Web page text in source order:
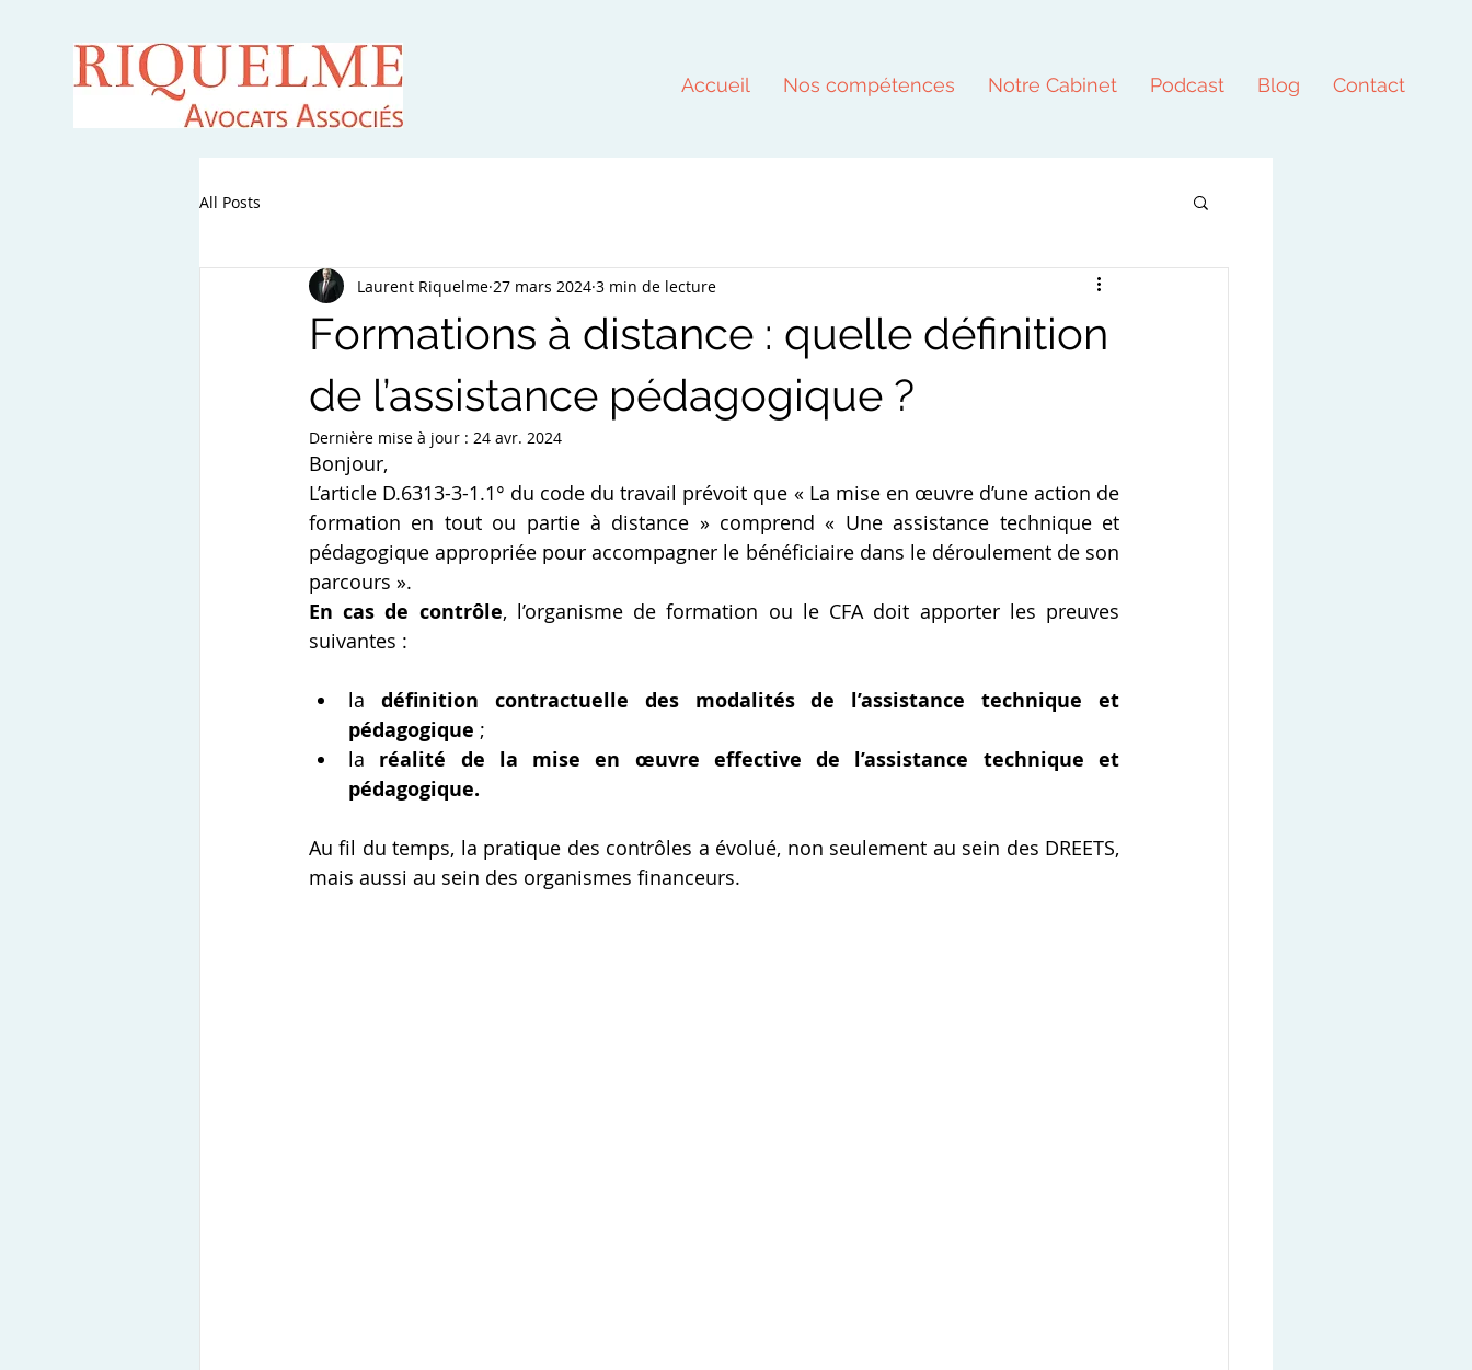
Accueil Nos compétences Notre Cabinet Podcast Blog Contact
All Posts
Formations à distance : quelle définition
de l’assistance pédagogique ?
Laurent Riquelme 27 mars 2024 3 min de lecture
Dernière mise à jour : 24 avr. 2024
Bonjour,
L’article D.6313-3-1.1° du code du travail prévoit que « La mise en œuvre d’une action de
formation en tout ou partie à distance » comprend « Une assistance technique et
pédagogique appropriée pour accompagner le bénéficiaire dans le déroulement de son
parcours ».
En cas de contrôle, l’organisme de formation ou le CFA doit apporter les preuves
suivantes :
la définition contractuelle des modalités de l’assistance technique et
pédagogique ;
la réalité de la mise en œuvre effective de l’assistance technique et
pédagogique.
Au fil du temps, la pratique des contrôles a évolué, non seulement au sein des DREETS,
mais aussi au sein des organismes financeurs.